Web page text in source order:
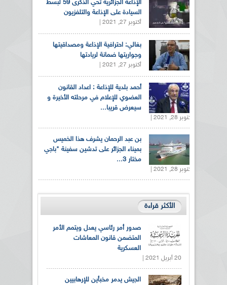
الإذاعة الجزائرية تحي الذكرى 59 لبسط
السيادة على الإذاعة والتلفزيون
أكتوبر 27, 2021 |
بغالي: احترافية الإذاعة ومصداقيتها
وجواريتها ضمانة لريادتها
أكتوبر 27, 2021 |
أحمد بلدية للإذاعة : اعداد القانون
العضوي للإعلام في مرحلته الأخيرة و
سيعرض قريبا...
أكتوبر 28, 2021 |
بن عبد الرحمان يشرف هذا الخميس
بميناء الجزائر على تدشين سفينة "باجي
مختار 3...
أكتوبر 28, 2021 |
الأكثر قراءة
صدور أمر رئاسي يعدل ويتمم الأمر
المتضمن قانون المعاشات
العسكرية
20 أبريل 2021 |
الجيش يدمر مخبأين للإرهابيين